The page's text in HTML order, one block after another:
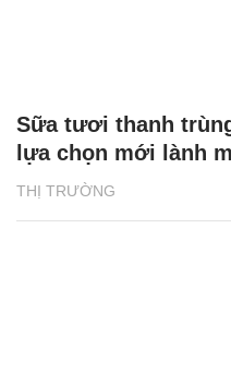
THỊ TRƯỜNG
Sữa tươi thanh
lựa chọn mới lành